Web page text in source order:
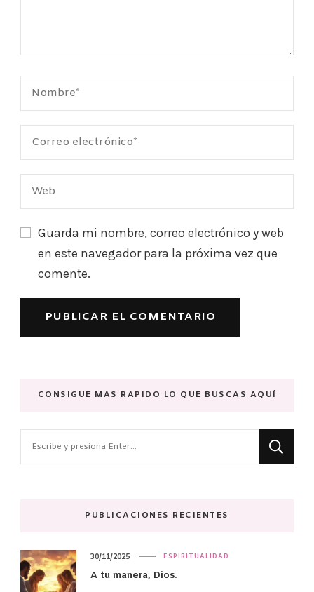
Guarda mi nombre, correo electrónico y web
en este navegador para la próxima vez que
comente.
CONSIGUE MAS RAPIDO LO QUE BUSCAS AQUÍ
PUBLICACIONES RECIENTES
ESPIRITUALIDAD
A tu manera, Dios.
30/11/2025